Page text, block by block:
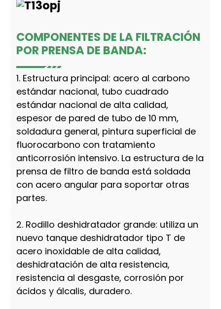
COMPONENTES DE LA FILTRACIÓN
POR PRENSA DE BANDA:
1. Estructura principal: acero al carbono
estándar nacional, tubo cuadrado
estándar nacional de alta calidad,
espesor de pared de tubo de 10 mm,
soldadura general, pintura superficial de
fluorocarbono con tratamiento
anticorrosión intensivo. La estructura de la
prensa de filtro de banda está soldada
con acero angular para soportar otras
partes.
2. Rodillo deshidratador grande: utiliza un
nuevo tanque deshidratador tipo T de
acero inoxidable de alta calidad,
deshidratación de alta resistencia,
resistencia al desgaste, corrosión por
ácidos y álcalis, duradero.